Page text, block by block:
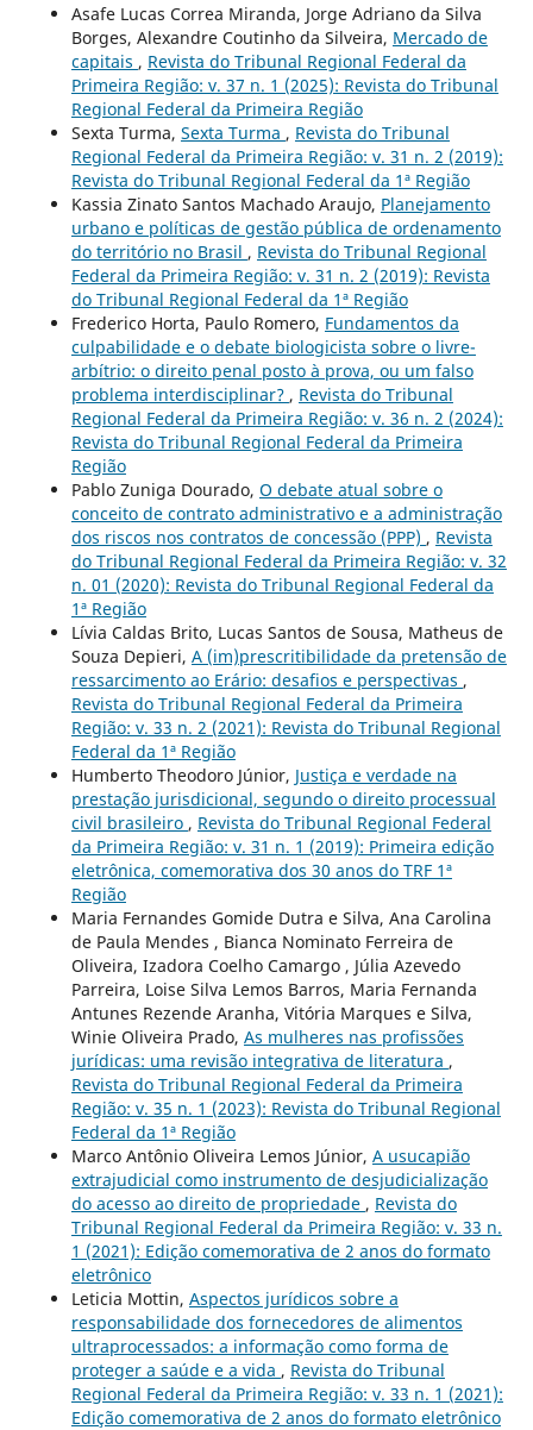
Asafe Lucas Correa Miranda, Jorge Adriano da Silva
Borges, Alexandre Coutinho da Silveira, Mercado de
capitais , Revista do Tribunal Regional Federal da
Primeira Região: v. 37 n. 1 (2025): Revista do Tribunal
Regional Federal da Primeira Região
Sexta Turma, Sexta Turma , Revista do Tribunal
Regional Federal da Primeira Região: v. 31 n. 2 (2019):
Revista do Tribunal Regional Federal da 1ª Região
Kassia Zinato Santos Machado Araujo, Planejamento
urbano e políticas de gestão pública de ordenamento
do território no Brasil , Revista do Tribunal Regional
Federal da Primeira Região: v. 31 n. 2 (2019): Revista
do Tribunal Regional Federal da 1ª Região
Frederico Horta, Paulo Romero, Fundamentos da
culpabilidade e o debate biologicista sobre o livre-
arbítrio: o direito penal posto à prova, ou um falso
problema interdisciplinar? , Revista do Tribunal
Regional Federal da Primeira Região: v. 36 n. 2 (2024):
Revista do Tribunal Regional Federal da Primeira
Região
Pablo Zuniga Dourado, O debate atual sobre o
conceito de contrato administrativo e a administração
dos riscos nos contratos de concessão (PPP) , Revista
do Tribunal Regional Federal da Primeira Região: v. 32
n. 01 (2020): Revista do Tribunal Regional Federal da
1ª Região
Lívia Caldas Brito, Lucas Santos de Sousa, Matheus de
Souza Depieri, A (im)prescritibilidade da pretensão de
ressarcimento ao Erário: desafios e perspectivas ,
Revista do Tribunal Regional Federal da Primeira
Região: v. 33 n. 2 (2021): Revista do Tribunal Regional
Federal da 1ª Região
Humberto Theodoro Júnior, Justiça e verdade na
prestação jurisdicional, segundo o direito processual
civil brasileiro , Revista do Tribunal Regional Federal
da Primeira Região: v. 31 n. 1 (2019): Primeira edição
eletrônica, comemorativa dos 30 anos do TRF 1ª
Região
Maria Fernandes Gomide Dutra e Silva, Ana Carolina
de Paula Mendes , Bianca Nominato Ferreira de
Oliveira, Izadora Coelho Camargo , Júlia Azevedo
Parreira, Loise Silva Lemos Barros, Maria Fernanda
Antunes Rezende Aranha, Vitória Marques e Silva,
Winie Oliveira Prado, As mulheres nas profissões
jurídicas: uma revisão integrativa de literatura ,
Revista do Tribunal Regional Federal da Primeira
Região: v. 35 n. 1 (2023): Revista do Tribunal Regional
Federal da 1ª Região
Marco Antônio Oliveira Lemos Júnior, A usucapião
extrajudicial como instrumento de desjudicialização
do acesso ao direito de propriedade , Revista do
Tribunal Regional Federal da Primeira Região: v. 33 n.
1 (2021): Edição comemorativa de 2 anos do formato
eletrônico
Leticia Mottin, Aspectos jurídicos sobre a
responsabilidade dos fornecedores de alimentos
ultraprocessados: a informação como forma de
proteger a saúde e a vida , Revista do Tribunal
Regional Federal da Primeira Região: v. 33 n. 1 (2021):
Edição comemorativa de 2 anos do formato eletrônico